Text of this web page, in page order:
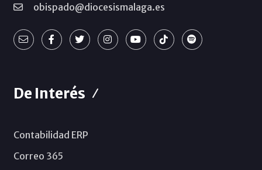
obispado@diocesismalaga.es
De Interés
Contabilidad ERP
Correo 365